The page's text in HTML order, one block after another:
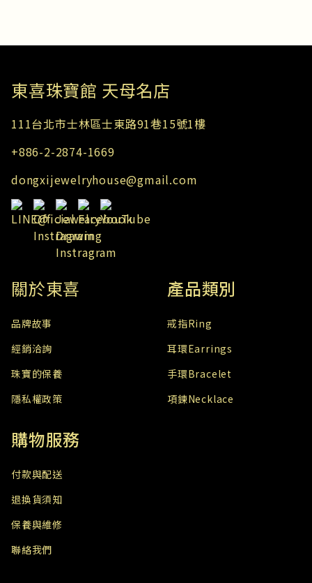
東​喜珠寶館 天母名店
111台北市士林區士東路91巷15號1樓
+886-2-2874-1669
dongxijewelryhouse@gmail.com
關於東喜
​品牌故事
經銷洽詢
珠寶的保養
隱私權政策
產品類別
戒指Ring
耳環Earrings
手環Bracelet
項鍊Necklace
購物服務
付款與配送
退換貨須知
保養與維修
聯絡我們